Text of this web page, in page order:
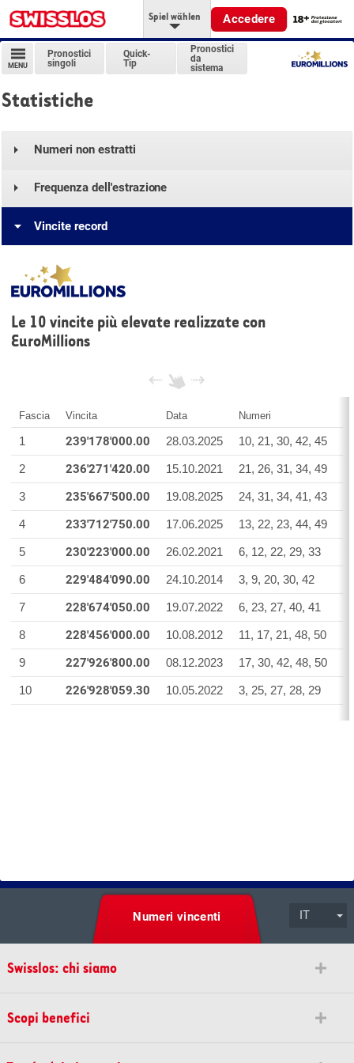
Spiel wählen Accedere
MENU
Pronostici
singoli
Quick-
Tip
Pronostici
da
sistema
Statistiche
Numeri non estratti
Frequenza dell'estrazione
Vincite record
Le 10 vincite più elevate realizzate con
EuroMillions
Fascia Vincita Data Numeri
1 239'178'000.00 28.03.2025 10, 21, 30, 42, 45
2 236'271'420.00 15.10.2021 21, 26, 31, 34, 49
3 235'667'500.00 19.08.2025 24, 31, 34, 41, 43
4 233'712'750.00 17.06.2025 13, 22, 23, 44, 49
5 230'223'000.00 26.02.2021 6, 12, 22, 29, 33
6 229'484'090.00 24.10.2014 3, 9, 20, 30, 42
7 228'674'050.00 19.07.2022 6, 23, 27, 40, 41
8 228'456'000.00 10.08.2012 11, 17, 21, 48, 50
9 227'926'800.00 08.12.2023 17, 30, 42, 48, 50
10 226'928'059.30 10.05.2022 3, 25, 27, 28, 29
IT
Numeri vincenti
Swisslos: chi siamo
Scopi benefici